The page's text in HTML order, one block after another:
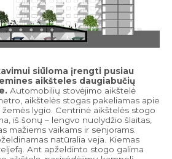
siūloma įrengti pusiau
aikšteles daugiabučių
Automobilių stovėjimo aikštelė
aikštelės stogas pakeliamas apie
lygio. Centrinė aikštelės stogo
iš šonų – lengvo nuolydžio šlaitas,
mažiems vaikams ir senjorams.
natūralia veja. Kiemas
Ant apželdinto stogo galima